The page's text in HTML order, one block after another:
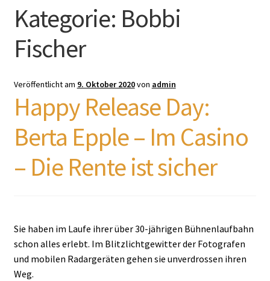
Kategorie: Bobbi
Fischer
Veröffentlicht am 9. Oktober 2020von admin
Happy Release Day:
Berta Epple – Im Casino
– Die Rente ist sicher
Sie haben im Laufe ihrer über 30-jährigen Bühnenlaufbahn
schon alles erlebt. Im Blitzlichtgewitter der Fotografen
und mobilen Radargeräten gehen sie unverdrossen ihren
Weg.